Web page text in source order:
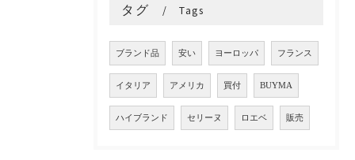
タグ Tags
ブランド品 安い ヨーロッパ フランス
イタリア アメリカ 買付 BUYMA
ハイブランド セリーヌ ロエベ 販売